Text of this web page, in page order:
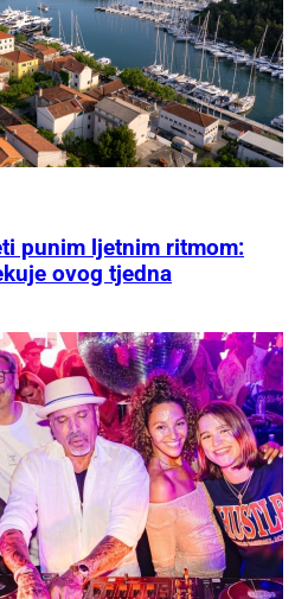
punim ljetnim ritmom:
ovog tjedna